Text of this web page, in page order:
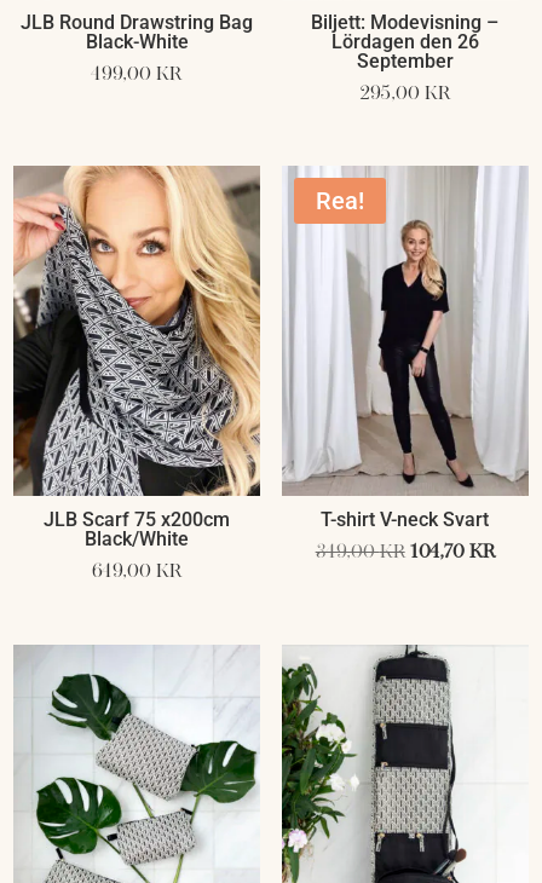
JLB Round Drawstring Bag
Black-White
499,00kr
Biljett: Modevisning –
Lördagen den 26
September
295,00 kr
JLB Scarf 75 x200cm
Black/White
649,00kr
Rea!
T-shirt V-neck Svart
349,00kr Det
var:
349,00 kr.
104,70 krDet
är: